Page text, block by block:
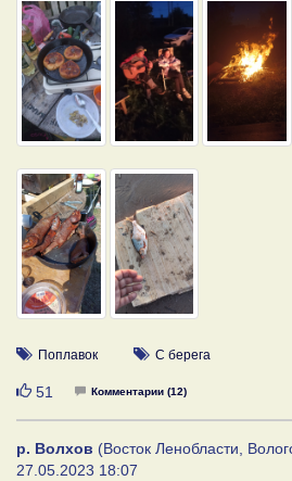
Поплавок С берега
Нравится
51 Комментарии (12)
р. Волхов (Восток Ленобласти,
27.05.2023 18:07